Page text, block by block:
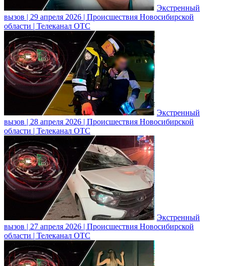
Экстренный
вызов | 29 апреля 2026 | Происшествия Новосибирской
области | Телеканал ОТС
Экстренный
вызов | 28 апреля 2026 | Происшествия Новосибирской
области | Телеканал ОТС
Экстренный
вызов | 27 апреля 2026 | Происшествия Новосибирской
области | Телеканал ОТС